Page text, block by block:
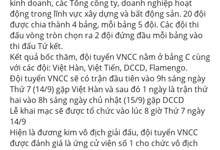
kinh doanh, các Tổng công ty, doanh nghiệp hoạt
động trong lĩnh vực xây dựng và bất động sản. 20 đội
được chia thành 4 bảng, mỗi bảng 5 đội. Các đội thi
đấu vòng tròn chọn ra 2 đội đứng đầu mỗi bảng vào
thi đấu Tứ kết.
Kết quả bốc thăm, đội tuyển VNCC nằm ở bảng C cùng
với các đội: Việt Hàn, Việt Tiến, DCCD, Flamengo.
Đội tuyển VNCC sẽ có trận đầu tiên vào 9h sáng ngày
Thứ 7 (14/9) gặp Việt Hàn và sau đó 1 ngày là trận thứ
hai vào 8h sáng ngày chủ nhật (15/9) gặp DCCD
Lễ khai mạc sẽ được tổ chức vào lúc 8 giờ Thứ 7 ngày
14/9
Hiện là đương kim vô địch giải đấu, đội tuyển VNCC
được đánh giá là ứng cử viên số 1 cho chức vô địch